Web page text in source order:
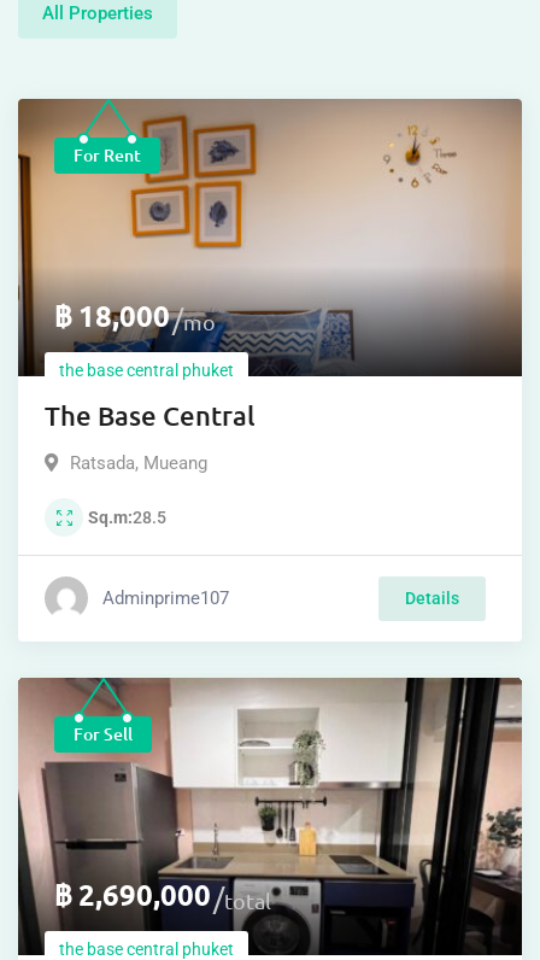
All Properties
For Rent
฿18,000 mo
the base central phuket
The Base Central
Ratsada, Mueang
Sq.m 28.5
Adminprime107 Details
For Sell
฿2,690,000 total
the base central phuket